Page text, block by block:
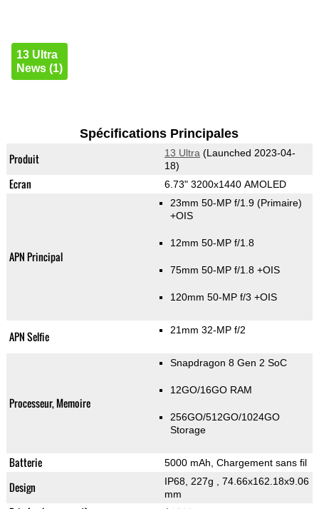
13 Ultra
News (1)
Spécifications Principales
Produit 13 Ultra (Launched 2023-04-
18)
Ecran 6.73" 3200x1440 AMOLED
APN Principal
23mm 50-MP f/1.9(Primaire)
+OIS
12mm 50-MP f/1.8
75mm 50-MP f/1.8 +OIS
120mm 50-MP f/3 +OIS
APN Selfie 21mm 32-MP f/2
Processeur, Memoire
Snapdragon 8 Gen 2 SoC
12GO/16GO RAM
256GO/512GO/1024GO
Storage
Batterie 5000 mAh, Chargement sans fil
Design IP68, 227g
, 74.66x162.18x9.06
mm